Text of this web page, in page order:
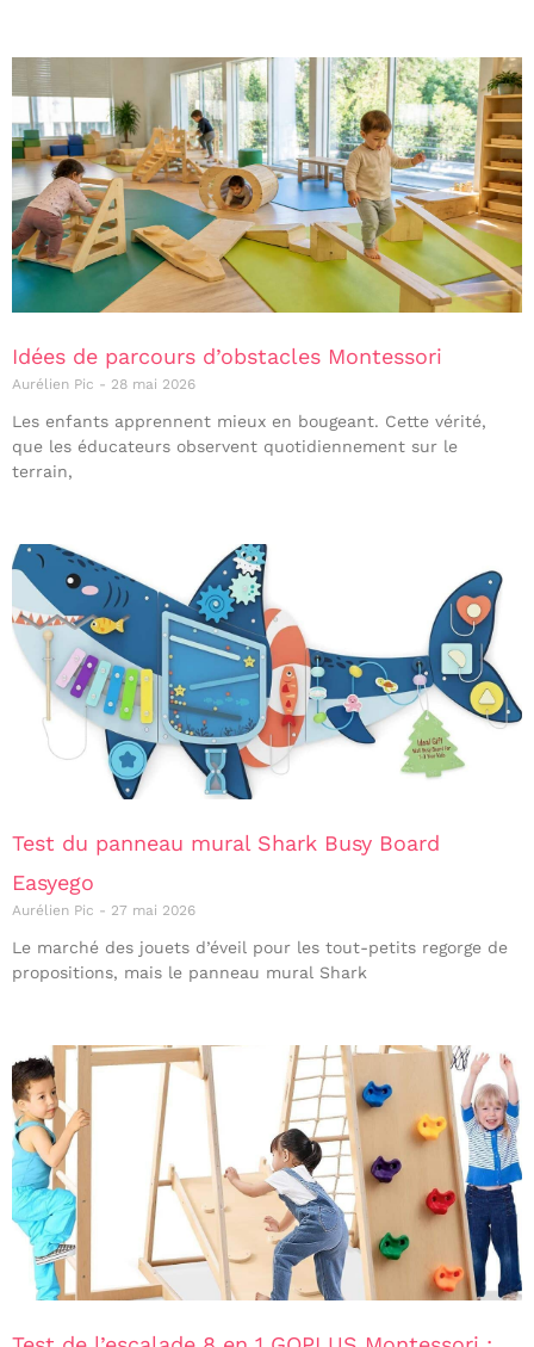
Idées de parcours d’obstacles Montessori
Aurélien Pic 28 mai 2026
Les enfants apprennent mieux en bougeant. Cette vérité,
que les éducateurs observent quotidiennement sur le
terrain,
Test du panneau mural Shark Busy Board
Easyego
Aurélien Pic 27 mai 2026
Le marché des jouets d’éveil pour les tout-petits regorge de
propositions, mais le panneau mural Shark